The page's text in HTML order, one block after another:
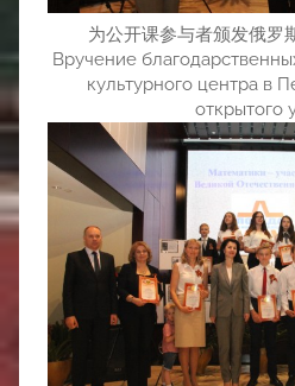
为公开课参与者颁发俄罗
Вручение
культурного центра в
открытого